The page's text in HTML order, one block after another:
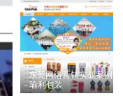
东莞网络营销实战案例
- 瑜利包装